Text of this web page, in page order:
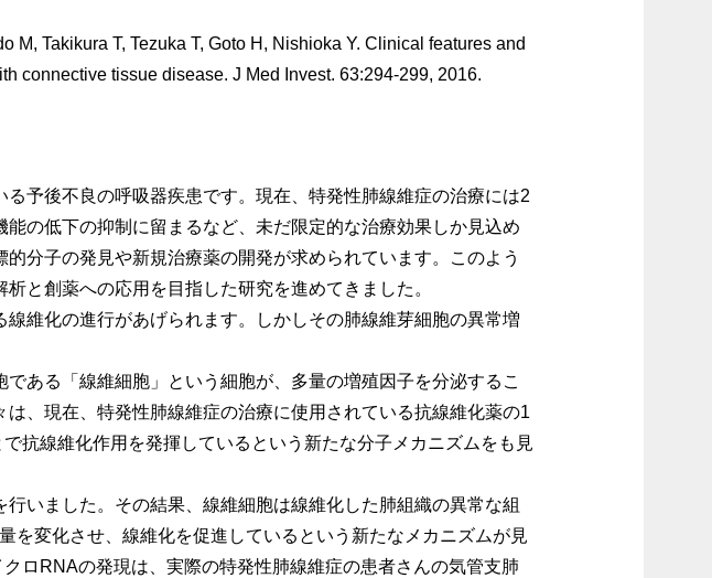
Takikura T, Tezuka T, Goto H, Nishioka Y. Clinical features and
connective tissue disease. J Med Invest. 63:294-299, 2016.
予後不良の呼吸器疾患です。現在、特発性肺線維症の治療には2
の低下の抑制に留まるなど、未だ限定的な治療効果しか見込め
分子の発見や新規治療薬の開発が求められています。このよう
と創薬への応用を目指した研究を進めてきました。
維化の進行があげられます。しかしその肺線維芽細胞の異常増
ある「線維細胞」という細胞が、多量の増殖因子を分泌するこ
、現在、特発性肺線維症の治療に使用されている抗線維化薬の1
抗線維化作用を発揮しているという新たな分子メカニズムをも見
いました。その結果、線維細胞は線維化した肺組織の異常な組
変化させ、線維化を促進しているという新たなメカニズムが見
ロRNAの発現は、実際の特発性肺線維症の患者さんの気管支肺